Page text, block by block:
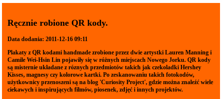
Ręcznie robione QR kody.
Data dodania: 2011-12-16 09:11
Plakaty z QR kodami handmade zrobione przez dwie artystki Lauren Manning i
Camile Wei-Hsin Lin pojawiły się w różnych miejscach Nowego Jorku. QR kody
są misternie układane z róznych przedmiotów takich jak czekoladki Hershey
Kisses, magnesy czy kolorowe kartki. Po zeskanowaniu takich fotokodów,
użytkownicy przenoszeni są na blog 'Curiosity Project', gdzie można znaleźć wiele
ciekawych i inspirujących filmów, piosenek, zdjęć i innych projektów.